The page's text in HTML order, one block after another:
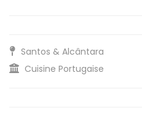
Santos & Alcântara
Cuisine Portugaise